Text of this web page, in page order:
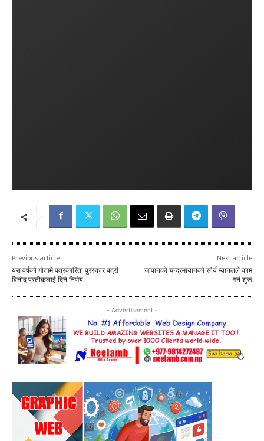
Previous article
यस वर्षको गोतामे पत्रकारिता पुरस्कार बद्री
विनोद प्रतीकलाई दिने निर्णय
Next article
जापानको चन्द्रमायानको सोर्य प्यानलले काम
गर्न शुरू
- Advertisement -